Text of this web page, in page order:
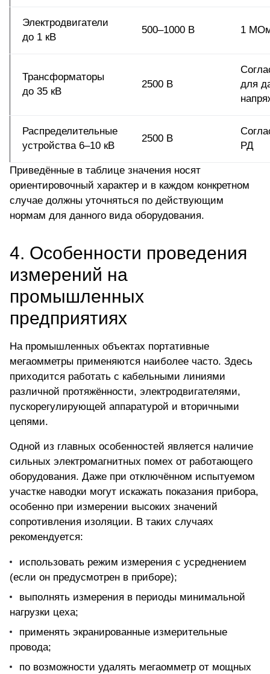
Электродвигатели
до 1 кВ
500–1000 В 1
Трансформаторы
до 35 кВ
2500 В
для
Распределительные
устройства 6–10 кВ
2500 В
РД
Приведённые в таблице значения носят
ориентировочный характер и в каждом конкретном
случае должны уточняться по действующим
нормам для данного вида оборудования.
4. Особенности проведения
измерений на
промышленных
предприятиях
На промышленных объектах портативные
мегаомметры применяются наиболее часто. Здесь
приходится работать с кабельными линиями
различной протяжённости, электродвигателями,
пускорегулирующей аппаратурой и вторичными
цепями.
Одной из главных особенностей является наличие
сильных электромагнитных помех от работающего
оборудования. Даже при отключённом испытуемом
участке наводки могут искажать показания прибора,
особенно при измерении высоких значений
сопротивления изоляции. В таких случаях
рекомендуется:
использовать режим измерения с усреднением
(если он предусмотрен в приборе);
выполнять измерения в периоды минимальной
нагрузки цеха;
применять экранированные измерительные
провода;
по возможности удалять мегаомметр от мощных